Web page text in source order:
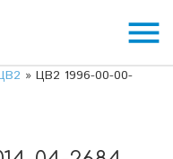
menu
» ЦВ2 1996-00-00-